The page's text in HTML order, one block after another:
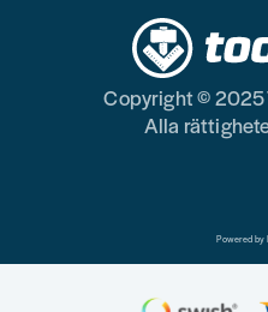
Copyright © 2025
Alla
Powered by